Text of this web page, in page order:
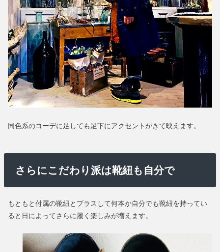
同色系のコーデに足しても足下にアクセントがきて映えます。
さらにこだわり派は靴紐も自分で
もともと付属の靴紐とプラスして何本か自分でも靴紐を持ってい
ると日によってさらに履く楽しみが増えます。